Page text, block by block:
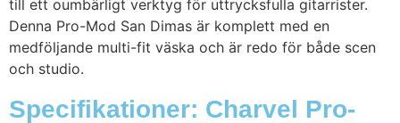
till ett oumbärligt verktyg för uttrycksfulla gitarrister.
Denna Pro-Mod San Dimas är komplett med en
medföljande multi-fit väska och är redo för både scen
och studio.
Specifikationer: Charvel Pro-